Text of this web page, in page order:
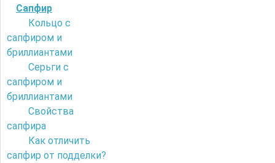
Сапфир
Кольцо с
сапфиром и
бриллиантами
Серьги с
сапфиром и
бриллиантами
Свойства
сапфира
Как отличить
сапфир от подделки?